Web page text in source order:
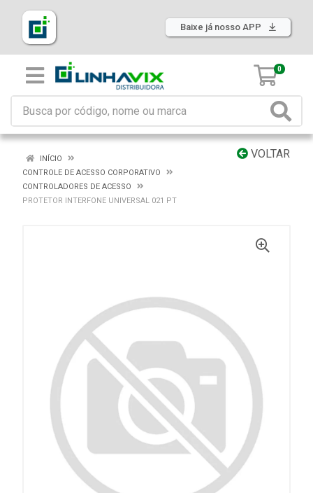
Baixe já nosso APP
0
VOLTAR
INÍCIO
CONTROLE DE ACESSO CORPORATIVO
CONTROLADORES DE ACESSO
PROTETOR INTERFONE UNIVERSAL 021 PT